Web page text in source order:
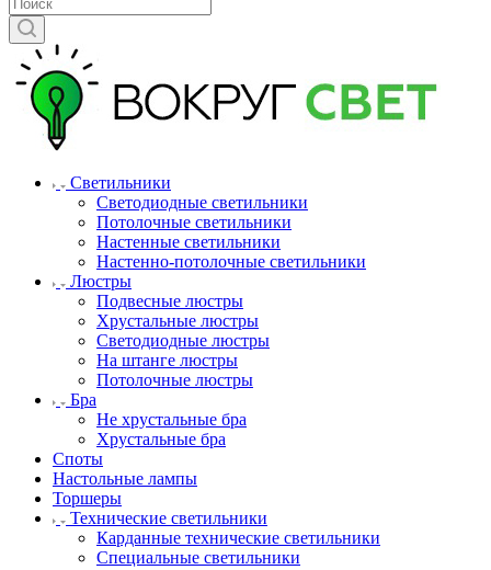
Светильники
Светодиодные светильники
Потолочные светильники
Настенные светильники
Настенно-потолочные светильники
Люстры
Подвесные люстры
Хрустальные люстры
Светодиодные люстры
На штанге люстры
Потолочные люстры
Бра
Не хрустальные бра
Хрустальные бра
Споты
Настольные лампы
Торшеры
Технические светильники
Карданные технические светильники
Специальные светильники